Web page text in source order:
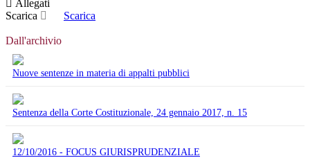
Allegati
Scarica
Scarica
Dall'archivio
Nuove sentenze in materia di appalti pubblici
Sentenza della Corte Costituzionale, 24 gennaio 2017, n. 15
12/10/2016 - FOCUS GIURISPRUDENZIALE